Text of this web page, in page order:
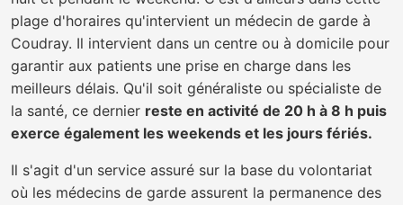
plage d'horaires qu'intervient un médecin de garde à
Coudray. Il intervient dans un centre ou à domicile pour
garantir aux patients une prise en charge dans les
meilleurs délais. Qu'il soit généraliste ou spécialiste de
la santé, ce dernier reste en activité de 20 h à 8 h puis
exerce également les weekends et les jours fériés.
Il s'agit d'un service assuré sur la base du volontariat
où les médecins de garde assurent la permanence des